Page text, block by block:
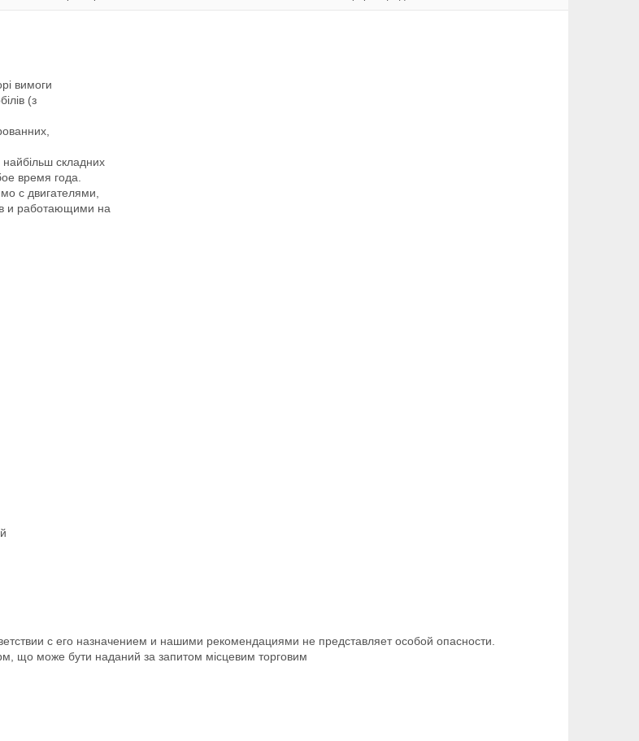
вимоги
(з
складних
время года.
с двигателями,
и работающими на
с его назначением и нашими рекомендациями не представляет особой опасности.
що може бути наданий за запитом місцевим торговим